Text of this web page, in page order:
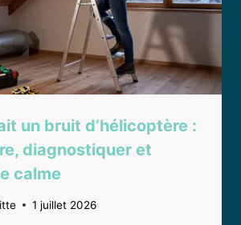
un bruit d’hélicoptère :
diagnostiquer et
calme
1 juillet 2026